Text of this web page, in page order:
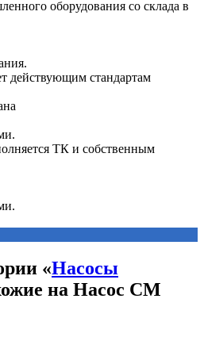
«Насосы
на Насос СМ